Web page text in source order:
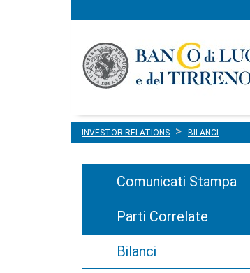
principale
INVESTOR RELATIONS BILANCI
Comunicati Stampa
Parti Correlate
Bilanci